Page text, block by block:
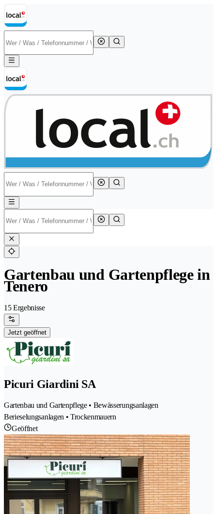
Gartenbau und Gartenpflege in
Tenero
15 Ergebnisse
Jetzt geöffnet
Picuri Giardini SA
Gartenbau und Gartenpflege • Bewässerungsanlagen
Berieselungsanlagen • Trockenmauern
Geöffnet